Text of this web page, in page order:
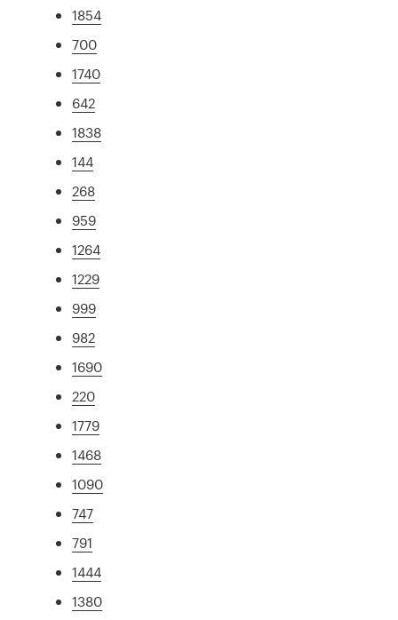
1854
700
1740
642
1838
144
268
959
1264
1229
999
982
1690
220
1779
1468
1090
747
791
1444
1380